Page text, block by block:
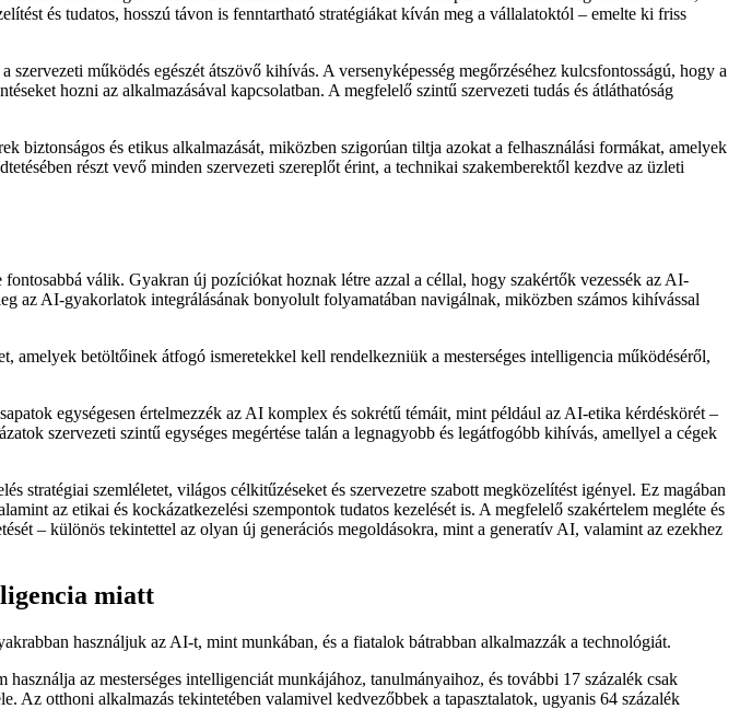
és tudatos, hosszú távon is fenntartható stratégiákat kíván meg a vállalatoktól – emelte ki friss
működés egészét átszövő kihívás. A versenyképesség megőrzéséhez kulcsfontosságú, hogy a
hozni az alkalmazásával kapcsolatban. A megfelelő szintű szervezeti tudás és átláthatóság
biztonságos és etikus alkalmazását, miközben szigorúan tiltja azokat a felhasználási formákat, amelyek
részt vevő minden szervezeti szereplőt érint, a technikai szakemberektől kezdve az üzleti
válik. Gyakran új pozíciókat hoznak létre azzal a céllal, hogy szakértők vezessék az AI-
az AI-gyakorlatok integrálásának bonyolult folyamatában navigálnak, miközben számos kihívással
betöltőinek átfogó ismeretekkel kell rendelkezniük a mesterséges intelligencia működéséről,
egységesen értelmezzék az AI komplex és sokrétű témáit, mint például az AI-etika kérdéskörét –
szervezeti szintű egységes megértése talán a legnagyobb és legátfogóbb kihívás, amellyel a cégek
stratégiai szemléletet, világos célkitűzéseket és szervezetre szabott megközelítést igényel. Ez magában
az etikai és kockázatkezelési szempontok tudatos kezelését is. A megfelelő szakértelem megléte és
– különös tekintettel az olyan új generációs megoldásokra, mint a generatív AI, valamint az ezekhez
miatt
használjuk az AI-t, mint munkában, és a fiatalok bátrabban alkalmazzák a technológiát.
használja az mesterséges intelligenciát munkájához, tanulmányaihoz, és további 17 százalék csak
Az otthoni alkalmazás tekintetében valamivel kedvezőbbek a tapasztalatok, ugyanis 64 százalék